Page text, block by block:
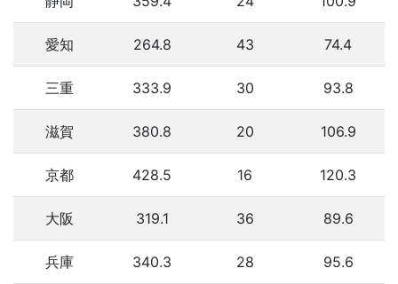
愛知 264.8 43 74.4
三重 333.9 30 93.8
滋賀 380.8 20 106.9
京都 428.5 16 120.3
大阪 319.1 36 89.6
兵庫 340.3 28 95.6